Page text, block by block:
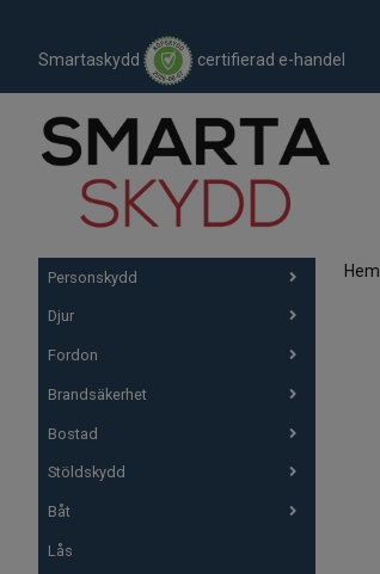
Smartaskydd certifierad e-handel
Personskydd
Djur
Fordon
Brandsäkerhet
Bostad
Stöldskydd
Båt
Lås
Hem